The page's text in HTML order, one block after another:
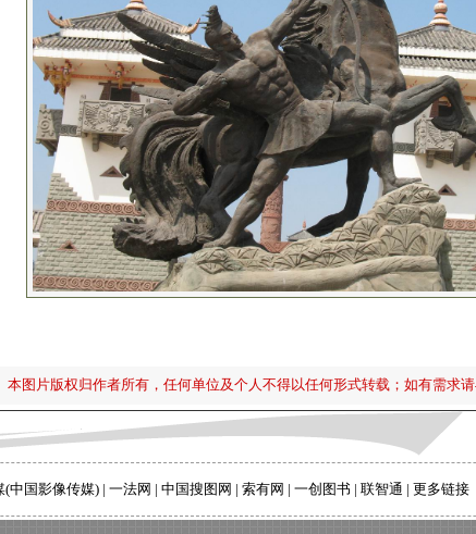
本图片版权归作者所有，任何单位及个人不得以任何形式转载；如有需求请
(中国影像传媒) | 一法网 | 中国搜图网 | 索有网 | 一创图书 | 联智通 | 更多链接